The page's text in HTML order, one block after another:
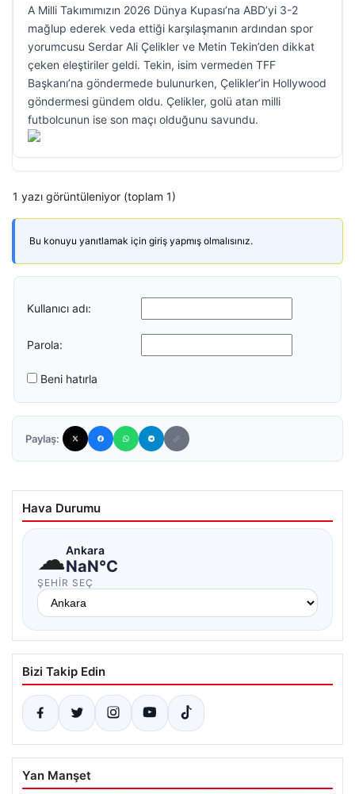
A Milli Takımımızın 2026 Dünya Kupası’na ABD’yi 3-2
mağlup ederek veda ettiği karşılaşmanın ardından spor
yorumcusu Serdar Ali Çelikler ve Metin Tekin’den dikkat
çeken eleştiriler geldi. Tekin, isim vermeden TFF
Başkanı’na göndermede bulunurken, Çelikler’in Hollywood
göndermesi gündem oldu. Çelikler, golü atan milli
futbolcunun ise son maçı olduğunu savundu.
1 yazı görüntüleniyor (toplam 1)
Bu konuyu yanıtlamak için giriş yapmış olmalısınız.
Kullanıcı adı:
Parola:
Beni hatırla
Paylaş:
Hava Durumu
☁Ankara
NaN°C
ŞEHIR SEÇ
Bizi Takip Edin
Yan Manşet